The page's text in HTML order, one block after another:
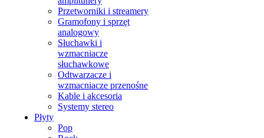
Przetworniki i streamery
Gramofony i sprzęt
analogowy
Słuchawki i
wzmacniacze
słuchawkowe
Odtwarzacze i
wzmacniacze przenośne
Kable i akcesoria
Systemy stereo
Płyty
Pop